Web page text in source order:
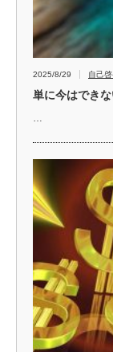
2025/8/29 自己
単に今はでき